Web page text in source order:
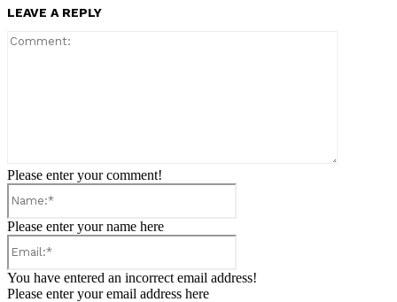
LEAVE A REPLY
Please enter your comment!
Please enter your name here
You have entered an incorrect email address!
Please enter your email address here